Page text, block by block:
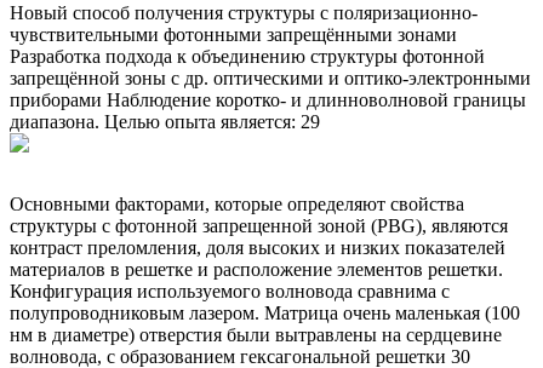
Новый способ получения структуры с поляризационно-
чувствительными фотонными запрещёнными зонами
Разработка подхода к объединению структуры фотонной
запрещённой зоны с др. оптическими и оптико-электронными
приборами Наблюдение коротко- и длинноволновой границы
диапазона. Целью опыта является: 29
Основными факторами, которые определяют свойства
структуры с фотонной запрещенной зоной (PBG), являются
контраст преломления, доля высоких и низких показателей
материалов в решетке и расположение элементов решетки.
Конфигурация используемого волновода сравнима с
полупроводниковым лазером. Матрица очень маленькая (100
нм в диаметре) отверстия были вытравлены на сердцевине
волновода, с образованием гексагональной решетки 30